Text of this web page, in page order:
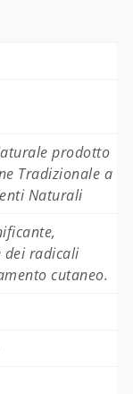
prodotto
Tradizionale a
Naturali
dei radicali
cutaneo.